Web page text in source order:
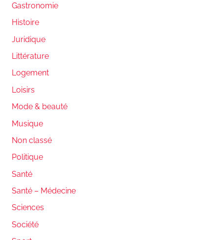
Gastronomie
Histoire
Juridique
Littérature
Logement
Loisirs
Mode & beauté
Musique
Non classé
Politique
Santé
Santé – Médecine
Sciences
Société